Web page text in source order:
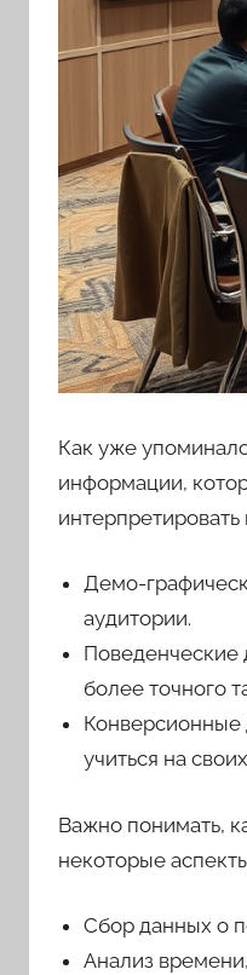
Как уже
информации,
Демо-
аудитории.
Поведенческие
более точного
Конверсионные
учиться на
Важно понимать,
некоторые
Сбор данных о
Анализ